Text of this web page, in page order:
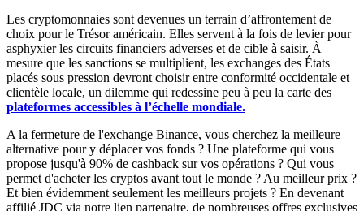
Les cryptomonnaies sont devenues un terrain d’affrontement de
choix pour le Trésor américain. Elles servent à la fois de levier pour
asphyxier les circuits financiers adverses et de cible à saisir. À
mesure que les sanctions se multiplient, les exchanges des États
placés sous pression devront choisir entre conformité occidentale et
clientèle locale, un dilemme qui redessine peu à peu la carte des
plateformes accessibles à l’échelle mondiale.
A la fermeture de l'exchange Binance, vous cherchez la meilleure
alternative pour y déplacer vos fonds ? Une plateforme qui vous
propose jusqu'à 90% de cashback sur vos opérations ? Qui vous
permet d'acheter les cryptos avant tout le monde ? Au meilleur prix ?
Et bien évidemment seulement les meilleurs projets ? En devenant
affilié JDC via notre lien partenaire, de nombreuses offres exclusives